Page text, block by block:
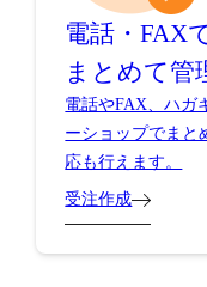
電話・FAX
まとめて管
電話やFAX、ハガ
ーショップでまと
応も行えます。
受注作成